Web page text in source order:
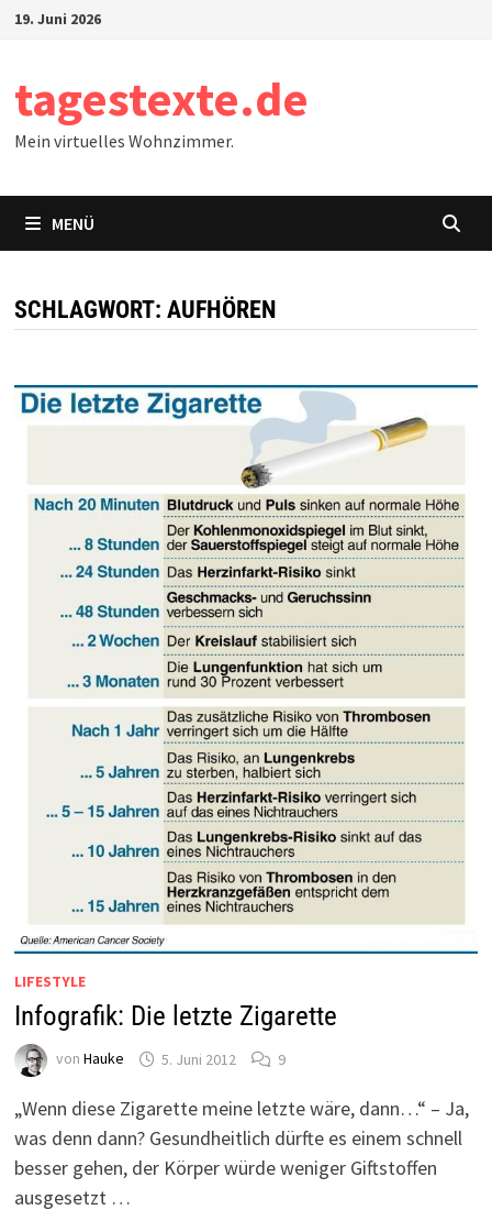
Zum19. Juni 2026
tagestexte.de
Mein virtuelles Wohnzimmer.
MENÜ
SCHLAGWORT: AUFHÖREN
LIFESTYLE
Infografik: Die letzte Zigarette
von Hauke 5. Juni 2012 9
„Wenn diese Zigarette meine letzte wäre, dann…“ – Ja,
was denn dann? Gesundheitlich dürfte es einem schnell
besser gehen, der Körper würde weniger Giftstoffen
ausgesetzt …